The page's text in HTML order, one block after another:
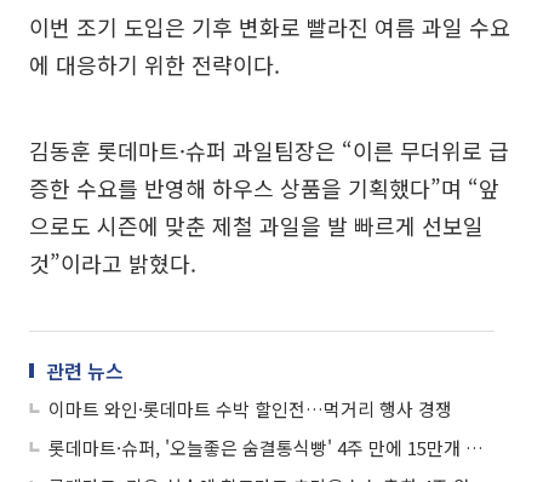
이번 조기 도입은 기후 변화로 빨라진 여름 과일 수요
에 대응하기 위한 전략이다.
김동훈 롯데마트·슈퍼 과일팀장은 “이른 무더위로 급
증한 수요를 반영해 하우스 상품을 기획했다”며 “앞
으로도 시즌에 맞춘 제철 과일을 발 빠르게 선보일
것”이라고 밝혔다.
관련 뉴스
이마트 와인·롯데마트 수박 할인전…먹거리 행사 경쟁
롯데마트·슈퍼, '오늘좋은 숨결통식빵' 4주 만에 15만개 선봬